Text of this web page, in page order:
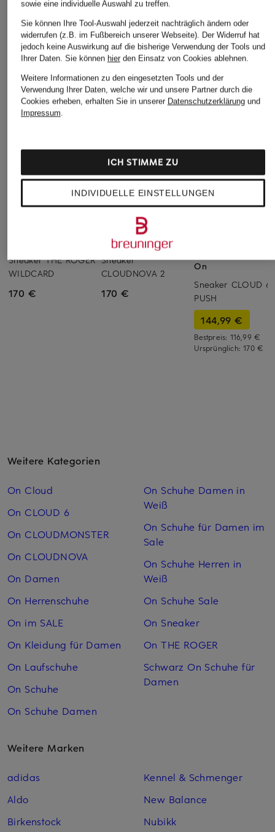
Sneaker THE ROGER
WILDCARD
170 €
On
Sneaker
CLOUDNOVA 2
170 €
On
Sneaker CLOUD 6
PUSH
144,99 €
Bestpreis: 116,99 €
Ursprünglich:170 €
Weitere Kategorien
On Cloud
On CLOUD 6
On CLOUDMONSTER
On CLOUDNOVA
On Damen
On Herrenschuhe
On im SALE
On Kleidung für Damen
On Laufschuhe
On Schuhe
On Schuhe Damen
On Schuhe Damen in
Weiß
On Schuhe für Damen im
Sale
On Schuhe Herren in
Weiß
On Schuhe Sale
On Sneaker
On THE ROGER
Schwarz On Schuhe für
Damen
Weitere Marken
adidas
Aldo
Birkenstock
Kennel & Schmenger
New Balance
Nubikk
sowie eine individuelle Auswahl zu treffen.
Sie können Ihre Tool-Auswahl jederzeit nachträglich ändern oder
widerrufen (z.B. im Fußbereich unserer Webseite). Der Widerruf hat
jedoch keine Auswirkung auf die bisherige Verwendung der Tools und
Ihrer Daten. Sie können hierden Einsatz von Cookies ablehnen.
Weitere Informationen zu den eingesetzten Tools und der
Verwendung Ihrer Daten, welche wir und unsere Partner durch die
Cookies erheben, erhalten Sie in unserer Datenschutzerklärungund
Impressum.
INDIVIDUELLE EINSTELLUNGEN
ICH STIMME ZU